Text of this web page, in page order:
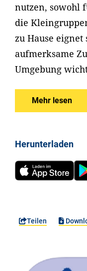
nutzen, sowohl
die
zu Hause eignet
aufmerksame
Umgebung
Mehr lesen
Herunterladen
Teilen